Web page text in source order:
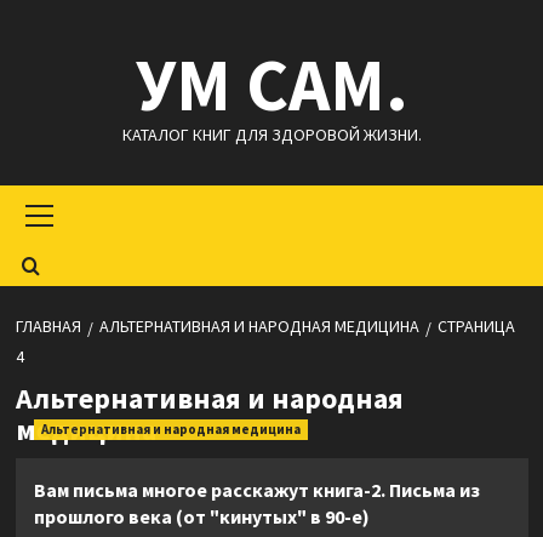
УМ САМ.
КАТАЛОГ КНИГ ДЛЯ ЗДОРОВОЙ ЖИЗНИ.
меню
ГЛАВНАЯ АЛЬТЕРНАТИВНАЯ И НАРОДНАЯ МЕДИЦИНА
СТРАНИЦА
4
Альтернативная и народная
медицина
Альтернативная и народная медицина
Вам письма многое расскажут книга-2. Письма из
прошлого века (от "кинутых" в 90-е)